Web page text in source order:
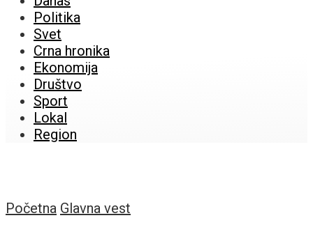
Politika
Svet
Crna hronika
Ekonomija
Društvo
Sport
Lokal
Region
Početna Glavna vest